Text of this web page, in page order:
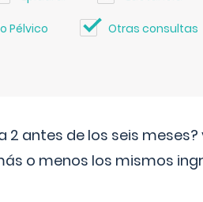
Pélvico Otras consultas
2 antes de los seis
o menos los mismos